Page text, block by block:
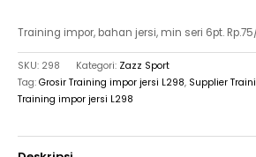
Training impor, bahan jersi, min seri 6pt.
SKU: 298 Kategori: Zazz Sport
Tag: Grosir Training impor jersi L298, Supplier
Training impor jersi L298